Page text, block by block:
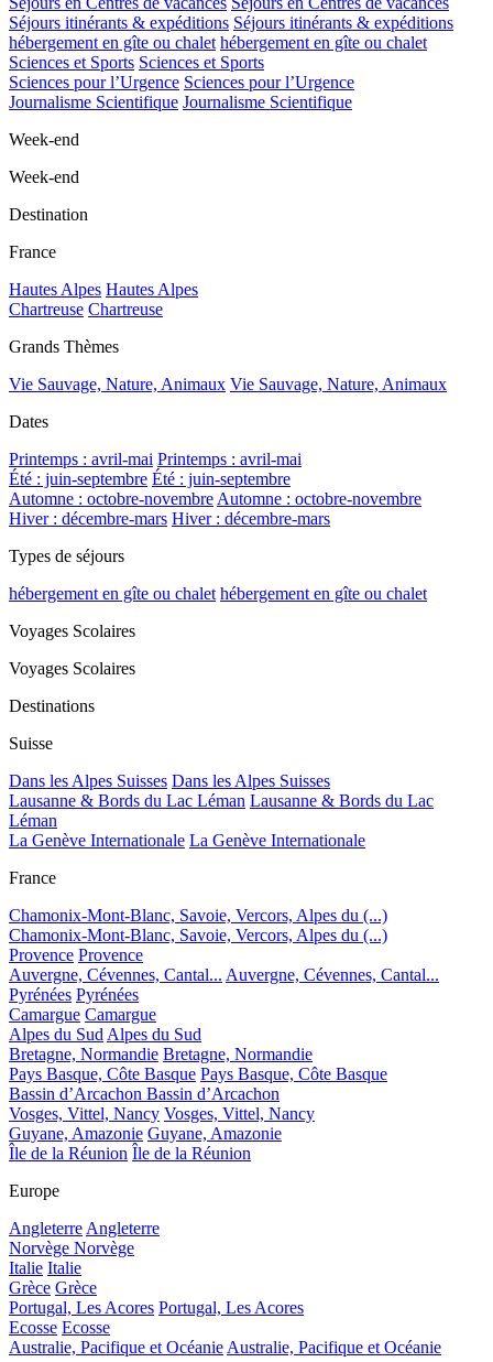
Séjours itinérants & expéditions Séjours itinérants & expéditions
hébergement en gîte ou chalet hébergement en gîte ou chalet
Sciences et Sports Sciences et Sports
Sciences pour l’Urgence Sciences pour l’Urgence
Journalisme Scientifique Journalisme Scientifique
Week-end
Week-end
Destination
France
Hautes Alpes Hautes Alpes
Chartreuse Chartreuse
Grands Thèmes
Vie Sauvage, Nature, Animaux Vie Sauvage, Nature, Animaux
Dates
Printemps : avril-mai Printemps : avril-mai
Été : juin-septembre Été : juin-septembre
Automne : octobre-novembre Automne : octobre-novembre
Hiver : décembre-mars Hiver : décembre-mars
Types de séjours
hébergement en gîte ou chalet hébergement en gîte ou chalet
Voyages Scolaires
Voyages Scolaires
Destinations
Suisse
Dans les Alpes Suisses Dans les Alpes Suisses
Lausanne & Bords du Lac Léman Lausanne & Bords du Lac
Léman
La Genève Internationale La Genève Internationale
France
Chamonix-Mont-Blanc, Savoie, Vercors, Alpes du (...)
Chamonix-Mont-Blanc, Savoie, Vercors, Alpes du (...)
Provence Provence
Auvergne, Cévennes, Cantal... Auvergne, Cévennes, Cantal...
Pyrénées Pyrénées
Camargue Camargue
Alpes du Sud Alpes du Sud
Bretagne, Normandie Bretagne, Normandie
Pays Basque, Côte Basque Pays Basque, Côte Basque
Bassin d’Arcachon Bassin d’Arcachon
Vosges, Vittel, Nancy Vosges, Vittel, Nancy
Guyane, Amazonie Guyane, Amazonie
Île de la Réunion Île de la Réunion
Europe
Angleterre Angleterre
Norvège Norvège
Italie Italie
Grèce Grèce
Portugal, Les Acores Portugal, Les Acores
Ecosse Ecosse
Australie, Pacifique et Océanie Australie, Pacifique et Océanie